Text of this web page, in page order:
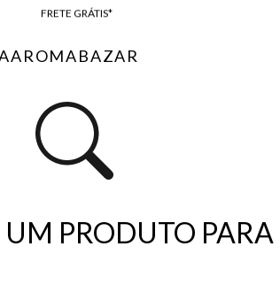
FRETE GRÁTIS*
OFF NA PRIMEIRA COMPRA*
AROMABAZAR
PRODUTO PARA